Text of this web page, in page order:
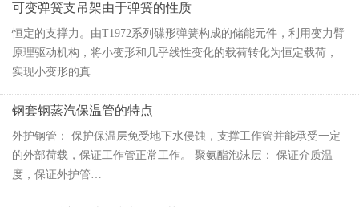
可变弹簧支吊架由于弹簧的性质
恒定的支撑力。由T1972系列碟形弹簧构成的储能元件，利用变力臂
原理驱动机构，将小变形和几乎线性变化的载荷转化为恒定载荷，
实现小变形的真…
钢套钢蒸汽保温管的特点
外护钢管： 保护保温层免受地下水侵蚀，支撑工作管并能承受一定
的外部荷载，保证工作管正常工作。 聚氨酯泡沫层： 保证介质温
度，保证外护管…